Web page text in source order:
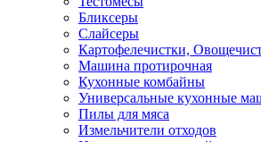
Бликсеры
Слайсеры
Картофелечистки,
Машина протирочная
Кухонные комбайны
Универсальные кухонные
Пилы для мяса
Измельчители отходов